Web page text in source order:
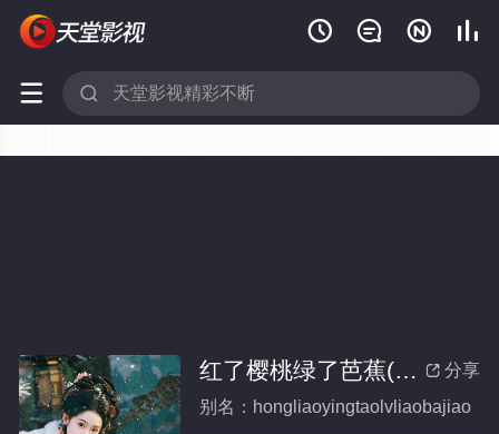
   
 
 分享
红了樱桃绿了芭蕉(全集)
别名：hongliaoyingtaolvliaobajiao